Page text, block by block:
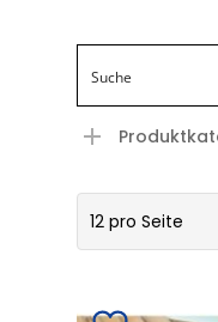
12 pro Seite